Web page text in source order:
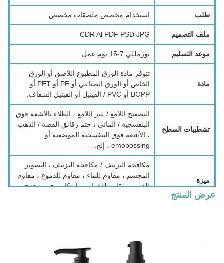
طلب استخدام مخصص ملصقات مخصص
ملف التصميم CDR Al PDF PSD JPG
موعد التسليم نورمللي 7-15 يوم عمل
مادة
تتوفر مادة الورق المطبوع اللاصق أو الورق
الخاص أو الورق الصناعي أو PE أو PET أو
BOPP أو PVC / الفينيل أو الفينيل الشفاف.
تشطيبات السطح
التصفيح اللامع / غير اللامع ، الطلاء بالأشعة فوق
البنفسجية / المائي ، ختم رقائق الفضة / الذهب
، الأشعة فوق البنفسجية الموضعية أو
emobossing ، إلخ.
ميزة
مكافحة التزييف / مكافحة التزييف ، التصوير
المجسم ، مقاوم للماء ، مقاوم للدموع ، مقاوم
للزيت ، مقاوم للحرارة ، انعكاس قوس قزح ،
T / T ، L / C ، باي بال ، ويسترن يونيون
عرض المنتج